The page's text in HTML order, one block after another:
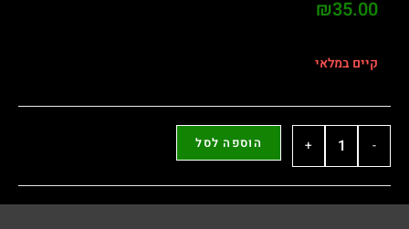
₪35.00
קיים במלאי
-
+ הוספה לסל